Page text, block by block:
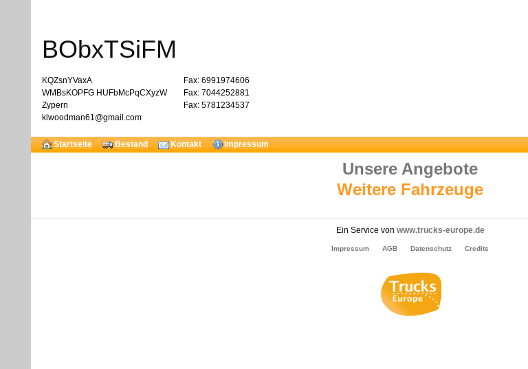
BObxTSiFM
KQZsnYVaxA
WMBsKOPFG HUFbMcPqCXyzW
Zypern
klwoodman61@gmail.com
Fax: 6991974606
Fax: 7044252881
Fax: 5781234537
Startseite Bestand Kontakt Impressum
Unsere Angebote
Weitere Fahrzeuge
Ein Service von www.trucks-europe.de
Impressum AGB Datenschutz Credits